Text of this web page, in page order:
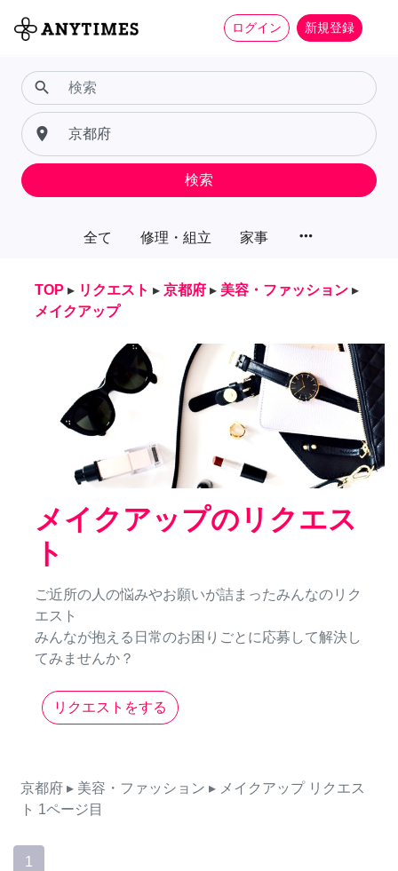
ログイン 新規登録
全て 修理・組立 家事 more_horiz
search
place
検索
TOP ▸ リクエスト ▸ 京都府 ▸ 美容・ファッション ▸
メイクアップ
メイクアップのリクエス
ト
ご近所の人の悩みやお願いが詰まったみんなのリク
エスト
みんなが抱える日常のお困りごとに応募して解決し
てみませんか？
リクエストをする
京都府 ▸ 美容・ファッション ▸ メイクアップ リクエス
ト 1ページ目
1